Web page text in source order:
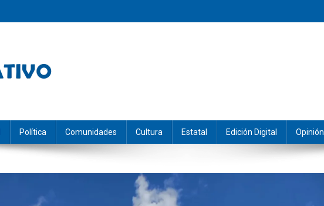
Política Comunidades Cultura Estatal Edición Digital Opinión